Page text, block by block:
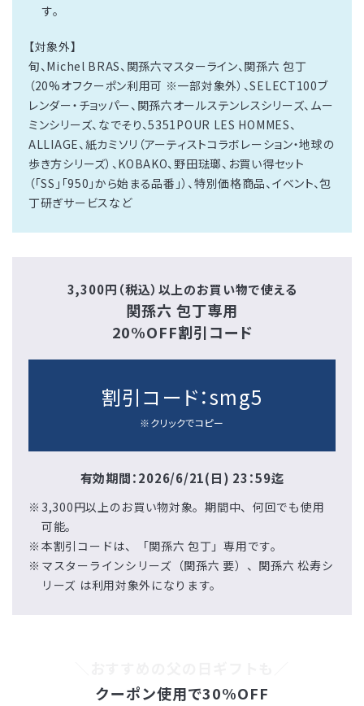
す。
【対象外】
旬、Michel BRAS、関孫六マスターライン、関孫六 包丁
（20%オフクーポン利用可 ※一部対象外）、SELECT100ブ
レンダー・チョッパー、関孫六オールステンレスシリーズ、ムー
ミンシリーズ、なでそり、5351POUR LES HOMMES、
ALLIAGE、紙カミソリ（アーティストコラボレーション・地球の
歩き方シリーズ）、KOBAKO、野田琺瑯、お買い得セット
（「SS」「950」から始まる品番」）、特別価格商品、イベント、包
丁研ぎサービスなど
3,300円（税込）以上のお買い物で使える
関孫六 包丁専用
20%OFF割引コード
割引コード：smg5
※クリックでコピー
有効期間：2026/6/21(日) 23：59迄
3,300円以上のお買い物対象。期間中、何回でも使用
可能。
本割引コードは、「関孫六 包丁」専用です。
マスターラインシリーズ（関孫六 要）、関孫六 松寿シ
リーズ は利用対象外になります。
クーポン使用で30%OFF